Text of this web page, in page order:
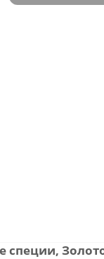
специи,